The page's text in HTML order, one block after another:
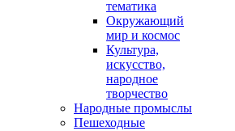
тематика
Окружающий
мир и космос
Культура,
искусство,
народное
творчество
Народные промыслы
Пешеходные